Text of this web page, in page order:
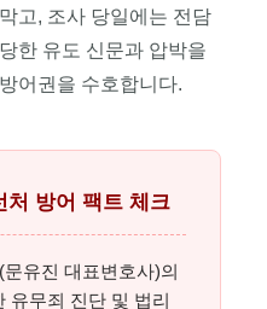
고, 조사 당일에는 전담
한 유도 신문과 압박을
어권을 수호합니다.
처 방어 팩트 체크
유진 대표변호사)의
유무죄 진단 및 법리